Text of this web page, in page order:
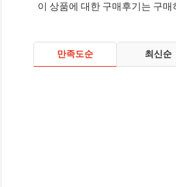
이 상품에 대한 구매후기는 구매
만족도순 최신순